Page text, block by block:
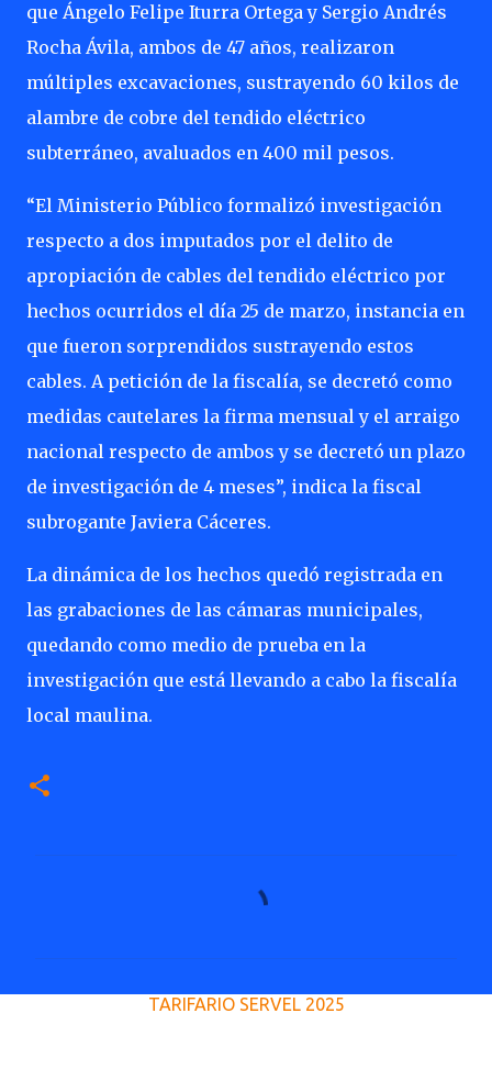
que Ángelo Felipe Iturra Ortega y Sergio Andrés
Rocha Ávila, ambos de 47 años, realizaron
múltiples excavaciones, sustrayendo 60 kilos de
alambre de cobre del tendido eléctrico
subterráneo, avaluados en 400 mil pesos.
“El Ministerio Público formalizó investigación
respecto a dos imputados por el delito de
apropiación de cables del tendido eléctrico por
hechos ocurridos el día 25 de marzo, instancia en
que fueron sorprendidos sustrayendo estos
cables. A petición de la fiscalía, se decretó como
medidas cautelares la firma mensual y el arraigo
nacional respecto de ambos y se decretó un plazo
de investigación de 4 meses”, indica la fiscal
subrogante Javiera Cáceres.
La dinámica de los hechos quedó registrada en
las grabaciones de las cámaras municipales,
quedando como medio de prueba en la
investigación que está llevando a cabo la fiscalía
local maulina.
TARIFARIO SERVEL 2025